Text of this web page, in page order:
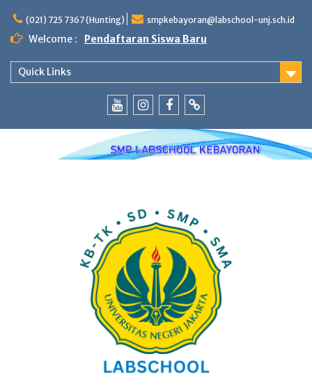
content
(021) 725 7367 (Hunting) smpkebayoran@labschool-unj.sch.id
Welcome : Pendaftaran Siswa Baru
Quick Links
LabschoolLabschool